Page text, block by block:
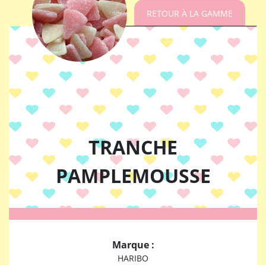
RETOUR À LA GAMME
TRANCHE
PAMPLEMOUSSE
Marque :
HARIBO